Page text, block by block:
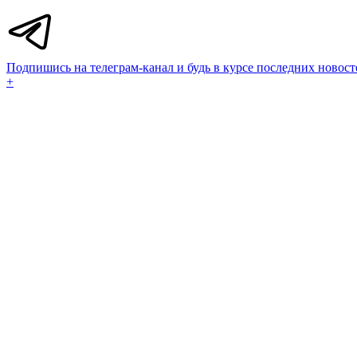
Подпишись на телеграм-канал и будь в курсе последних
+